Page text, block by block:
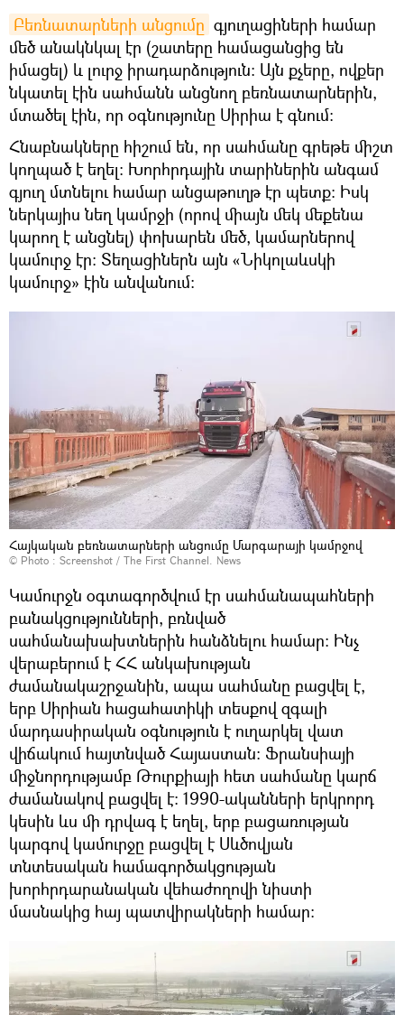
Բեռնատարների անցումը գյուղացիների համար
մեծ անակնկալ էր (շատերը համացանցից են
իմացել) և լուրջ իրադարձություն։ Այն քչերը, ովքեր
նկատել էին սահմանն անցնող բեռնատարներին,
մտածել էին, որ օգնությունը Սիրիա է գնում։
Հնաբնակները հիշում են, որ սահմանը գրեթե միշտ
կողպած է եղել։ Խորհրդային տարիներին անգամ
գյուղ մտնելու համար անցաթուղթ էր պետք։ Իսկ
ներկայիս նեղ կամրջի (որով միայն մեկ մեքենա
կարող է անցնել) փոխարեն մեծ, կամարներով
կամուրջ էր։ Տեղացիներն այն «Նիկոլաևսկի
կամուրջ» էին անվանում։
Հայկական բեռնատարների անցումը Մարգարայի կամրջով
© Photo : Screenshot / The First Channel. News
Կամուրջն օգտագործվում էր սահմանապահների
բանակցությունների, բռնված
սահմանախախտներին հանձնելու համար։ Ինչ
վերաբերում է ՀՀ անկախության
ժամանակաշրջանին, ապա սահմանը բացվել է,
երբ Սիրիան հացահատիկի տեսքով զգալի
մարդասիրական օգնություն է ուղարկել վատ
վիճակում հայտնված Հայաստան։ Ֆրանսիայի
միջնորդությամբ Թուրքիայի հետ սահմանը կարճ
ժամանակով բացվել է։ 1990-ականների երկրորդ
կեսին ևս մի դրվագ է եղել, երբ բացառության
կարգով կամուրջը բացվել է Սևծովյան
տնտեսական համագործակցության
խորհրդարանական վեհաժողովի նիստի
մասնակից հայ պատվիրակների համար։